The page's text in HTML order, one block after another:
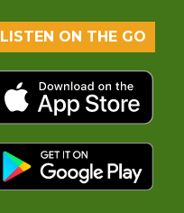
LISTEN ON THE GO